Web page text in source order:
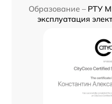
Образование – РТУ
эксплуатация